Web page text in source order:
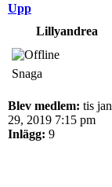
Upp
Lillyandrea
Snaga
Blev medlem: tis jan
29, 2019 7:15 pm
Inlägg: 9